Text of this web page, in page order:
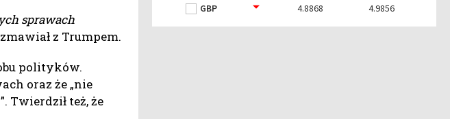
sprawach
z Trumpem.
polityków.
oraz że „nie
Twierdził też, że
GBP
4.8868 4.9856